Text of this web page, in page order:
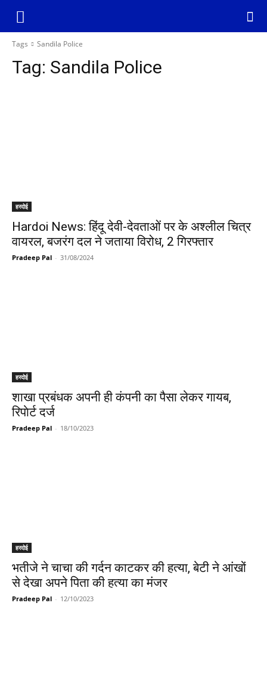
Tags Sandila Police
Tag: Sandila Police
हरदोई
Hardoi News: हिंदू देवी-देवताओं पर के अश्लील चित्र
वायरल, बजरंग दल ने जताया विरोध, 2 गिरफ्तार
Pradeep Pal - 31/08/2024
हरदोई
शाखा प्रबंधक अपनी ही कंपनी का पैसा लेकर गायब,
रिपाेर्ट दर्ज
Pradeep Pal - 18/10/2023
हरदोई
भतीजे ने चाचा की गर्दन काटकर की हत्या, बेटी ने आंखों
से देखा अपने पिता की हत्या का मंजर
Pradeep Pal - 12/10/2023